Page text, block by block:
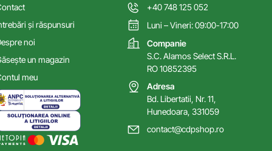
și răspunsuri
noi
un magazin
meu
+40 748 125 052
Luni – Vineri: 09:00-17:00
Companie
S.C. Alamos Select S.R.L.
RO 10852395
Adresa
Bd. Libertatii, Nr. 11,
Hunedoara, 331059
contact@cdpshop.ro